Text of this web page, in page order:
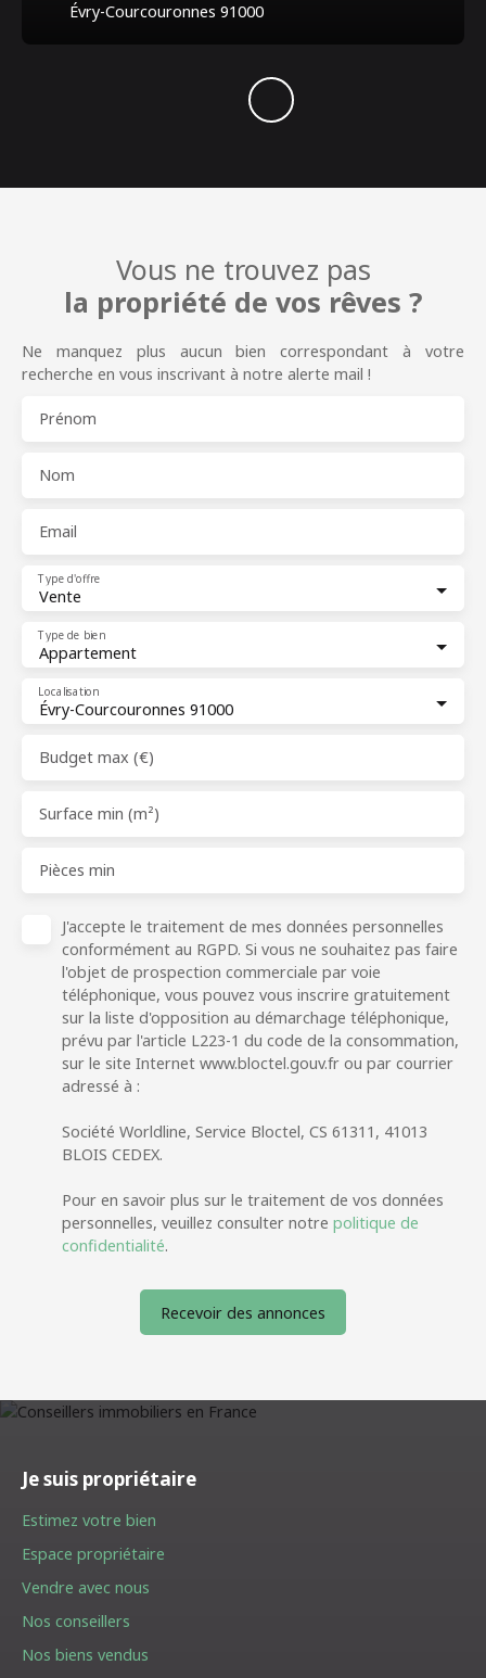
Évry-Courcouronnes 91000
Vous ne trouvez pas
la propriété de vos rêves ?
Ne manquez plus aucun bien correspondant à votre
recherche en vous inscrivant à notre alerte mail !
Prénom
Nom
Email
Vente
Type d'offre
Appartement
Type de bien
Évry-Courcouronnes 91000
Localisation
Budget max (€)
Surface min (m²)
Pièces min
J'accepte le traitement de mes données personnelles
conformément au RGPD. Si vous ne souhaitez pas faire
l'objet de prospection commerciale par voie
téléphonique, vous pouvez vous inscrire gratuitement
sur la liste d'opposition au démarchage téléphonique,
prévu par l'article L223-1 du code de la consommation,
sur le site Internet www.bloctel.gouv.fr ou par courrier
adressé à :
Société Worldline, Service Bloctel, CS 61311, 41013
BLOIS CEDEX.
Pour en savoir plus sur le traitement de vos données
personnelles, veuillez consulter notre politique de
confidentialité.
Recevoir des annonces
Je suis propriétaire
Estimez votre bien
Espace propriétaire
Vendre avec nous
Nos conseillers
Nos biens vendus